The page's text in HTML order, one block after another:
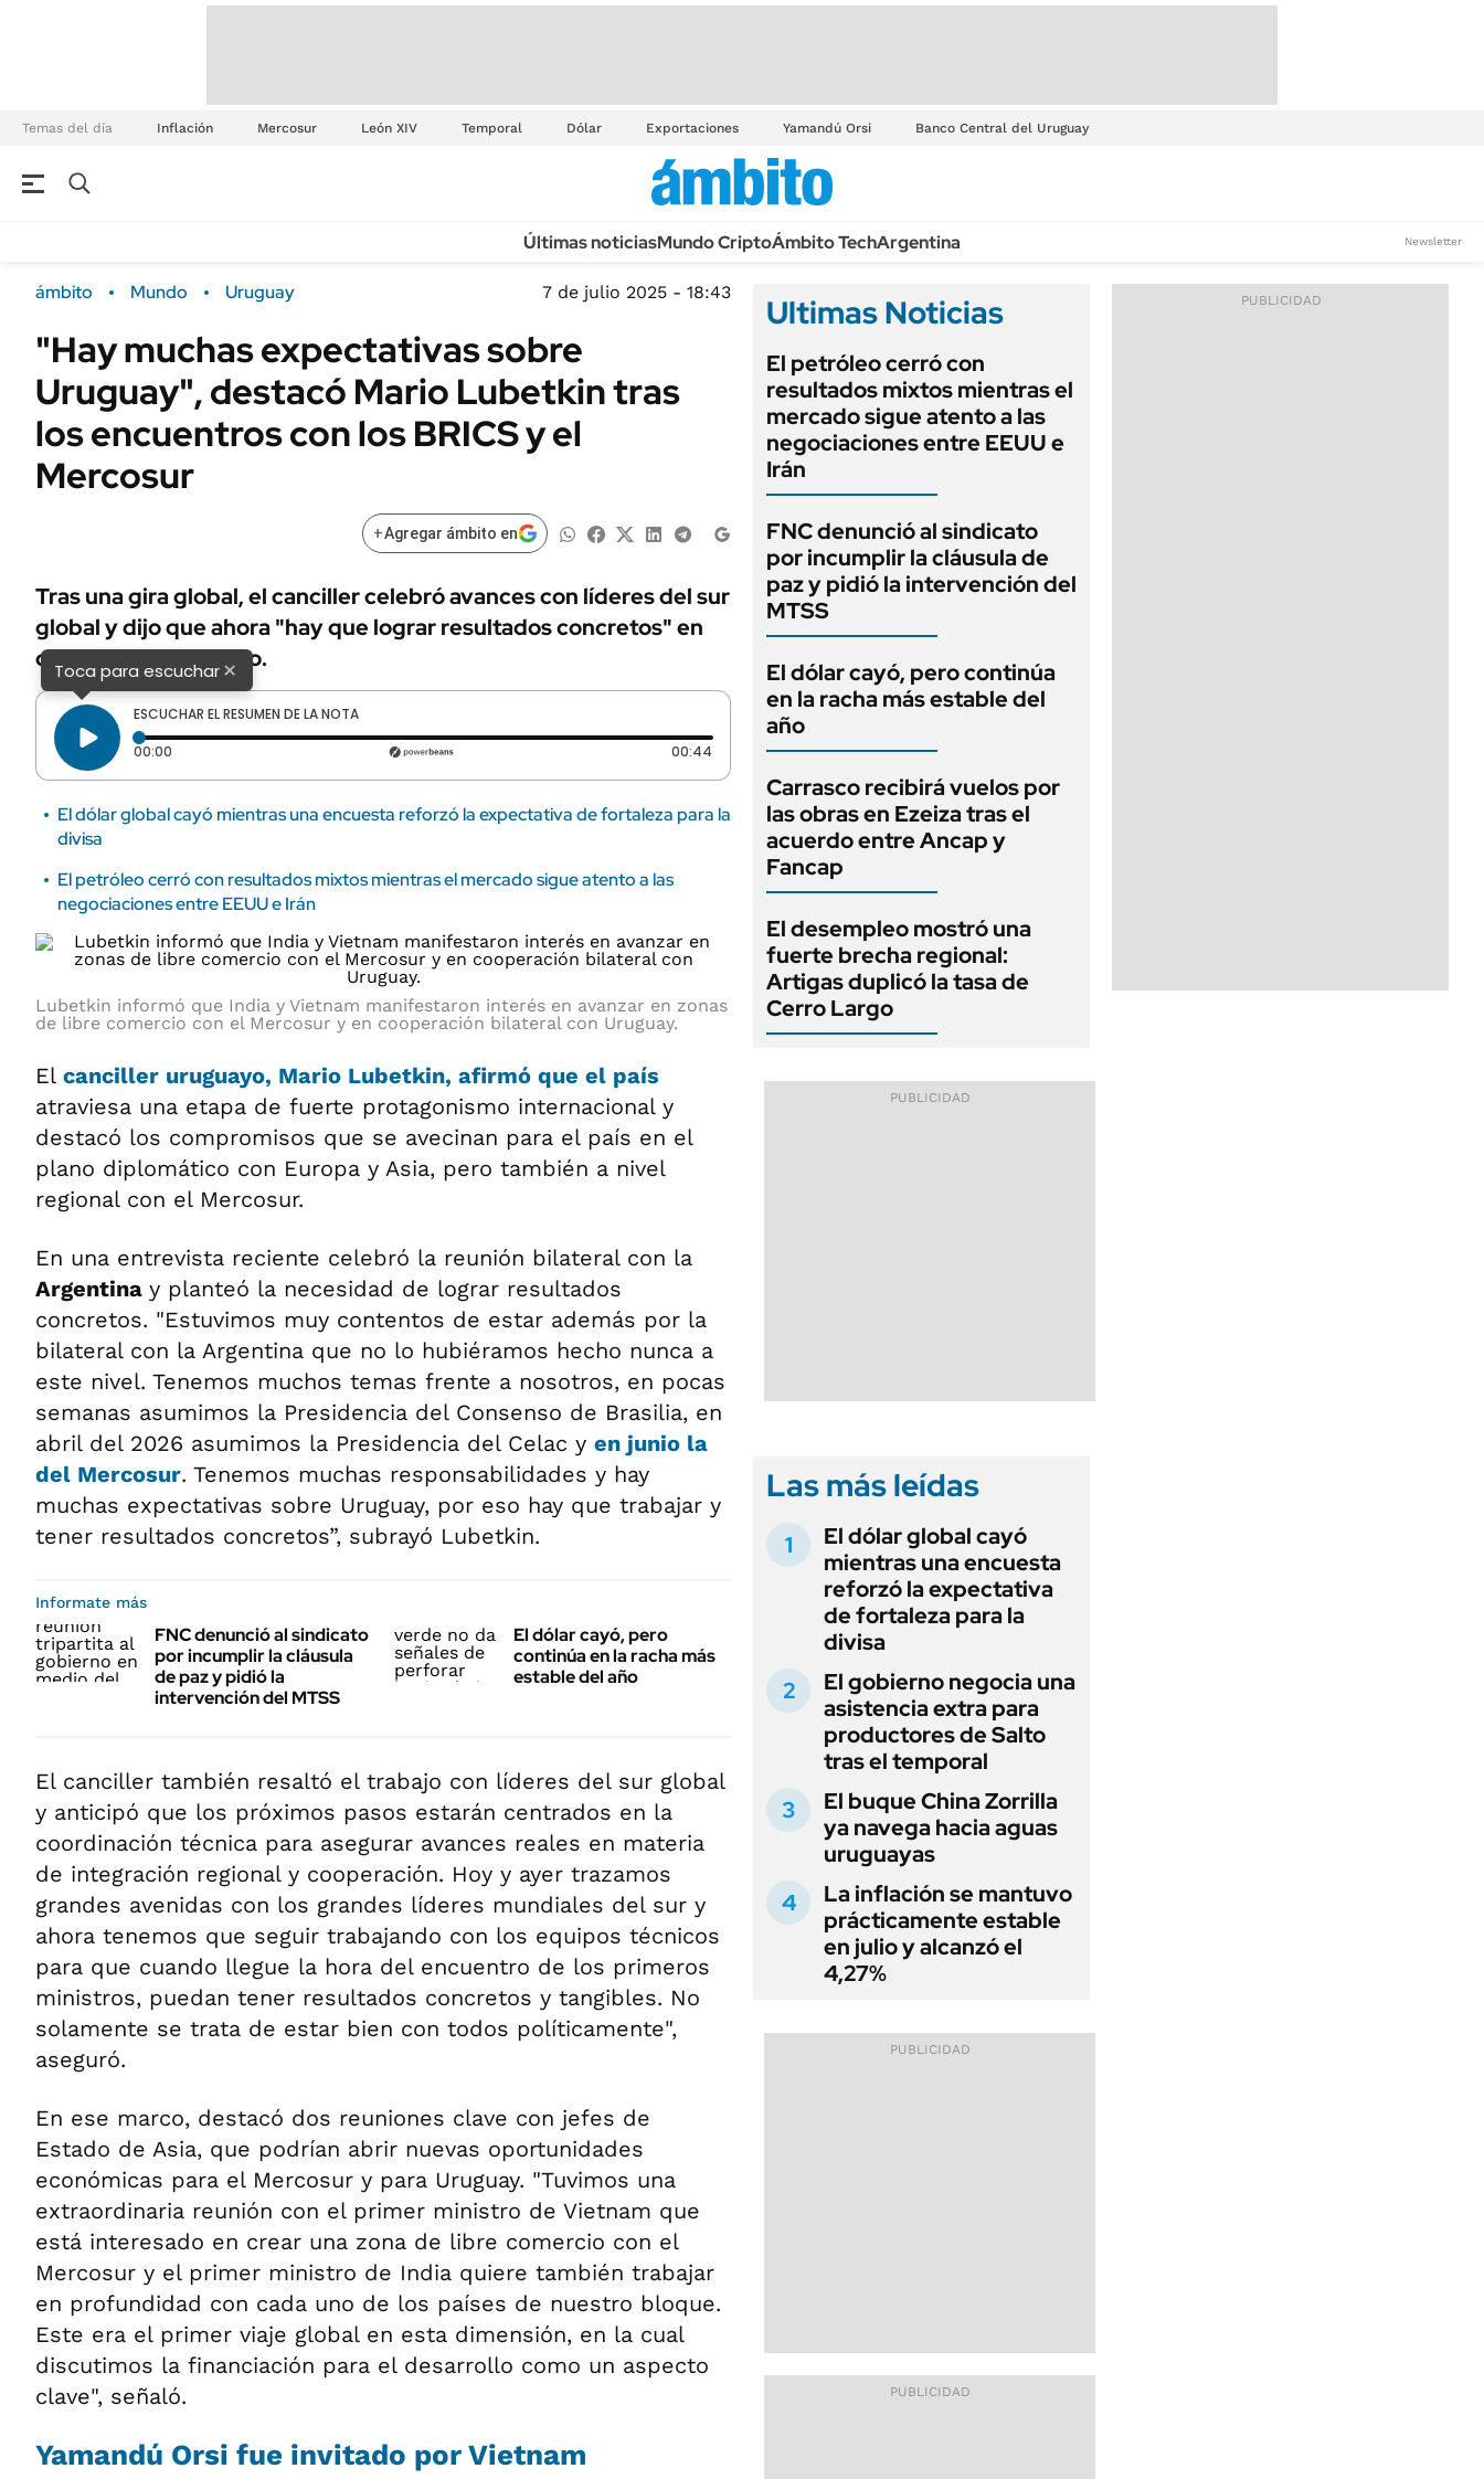
Temas del día Inflación Mercosur León XIV Temporal Dólar Exportaciones Yamandú Orsi Banco Central del Uruguay
Últimas noticiasMundo CriptoÁmbito TechArgentina Newsletter
ámbito Mundo Uruguay 7 de julio 2025 - 18:43
"Hay muchas expectativas sobre
Uruguay", destacó Mario Lubetkin tras
los encuentros con los BRICS y el
Mercosur
+Agregar ámbito en
Tras una gira global, el canciller celebró avances con líderes del sur
global y dijo que ahora "hay que lograr resultados concretos" en
comercio y desarrollo.
Toca para escuchar×
ESCUCHAR EL RESUMEN DE LA NOTA
00:00 Tiempo transcurrido: 0 segundos 00:44 Duración: 44 segundos
El dólar global cayó mientras una encuesta reforzó la expectativa de fortaleza para la
divisa
El petróleo cerró con resultados mixtos mientras el mercado sigue atento a las
negociaciones entre EEUU e Irán
Lubetkin informó que India y Vietnam manifestaron interés en avanzar en zonas
de libre comercio con el Mercosur y en cooperación bilateral con Uruguay.
El canciller uruguayo, Mario Lubetkin, afirmó que el país
atraviesa una etapa de fuerte protagonismo internacional y
destacó los compromisos que se avecinan para el país en el
plano diplomático con Europa y Asia, pero también a nivel
regional con el Mercosur.
En una entrevista reciente celebró la reunión bilateral con la
Argentina y planteó la necesidad de lograr resultados
concretos. "Estuvimos muy contentos de estar además por la
bilateral con la Argentina que no lo hubiéramos hecho nunca a
este nivel. Tenemos muchos temas frente a nosotros, en pocas
semanas asumimos la Presidencia del Consenso de Brasilia, en
abril del 2026 asumimos la Presidencia del Celac y en junio la
del Mercosur. Tenemos muchas responsabilidades y hay
muchas expectativas sobre Uruguay, por eso hay que trabajar y
tener resultados concretos”, subrayó Lubetkin.
Informate más
FNC denunció al sindicato
por incumplir la cláusula
de paz y pidió la
intervención del MTSS
El dólar cayó, pero
continúa en la racha más
estable del año
El canciller también resaltó el trabajo con líderes del sur global
y anticipó que los próximos pasos estarán centrados en la
coordinación técnica para asegurar avances reales en materia
de integración regional y cooperación. Hoy y ayer trazamos
grandes avenidas con los grandes líderes mundiales del sur y
ahora tenemos que seguir trabajando con los equipos técnicos
para que cuando llegue la hora del encuentro de los primeros
ministros, puedan tener resultados concretos y tangibles. No
solamente se trata de estar bien con todos políticamente",
aseguró.
En ese marco, destacó dos reuniones clave con jefes de
Estado de Asia, que podrían abrir nuevas oportunidades
económicas para el Mercosur y para Uruguay. "Tuvimos una
extraordinaria reunión con el primer ministro de Vietnam que
está interesado en crear una zona de libre comercio con el
Mercosur y el primer ministro de India quiere también trabajar
en profundidad con cada uno de los países de nuestro bloque.
Este era el primer viaje global en esta dimensión, en la cual
discutimos la financiación para el desarrollo como un aspecto
clave", señaló.
Yamandú Orsi fue invitado por Vietnam
Ultimas Noticias
El petróleo cerró con
resultados mixtos mientras el
mercado sigue atento a las
negociaciones entre EEUU e
Irán
FNC denunció al sindicato
por incumplir la cláusula de
paz y pidió la intervención del
MTSS
El dólar cayó, pero continúa
en la racha más estable del
año
Carrasco recibirá vuelos por
las obras en Ezeiza tras el
acuerdo entre Ancap y
Fancap
El desempleo mostró una
fuerte brecha regional:
Artigas duplicó la tasa de
Cerro Largo
Las más leídas
El dólar global cayó
mientras una encuesta
reforzó la expectativa
de fortaleza para la
divisa
El gobierno negocia una
asistencia extra para
productores de Salto
tras el temporal
El buque China Zorrilla
ya navega hacia aguas
uruguayas
La inflación se mantuvo
prácticamente estable
en julio y alcanzó el
4,27%